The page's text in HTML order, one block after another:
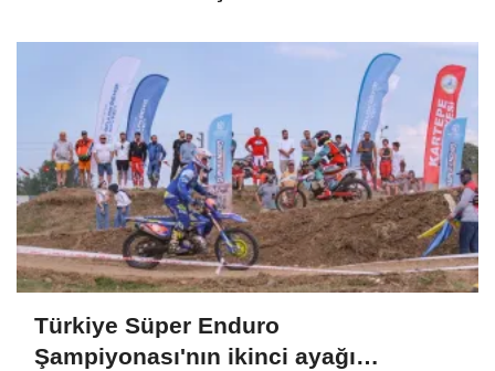
Türkiye Süper Enduro
Şampiyonası'nın ikinci ayağı